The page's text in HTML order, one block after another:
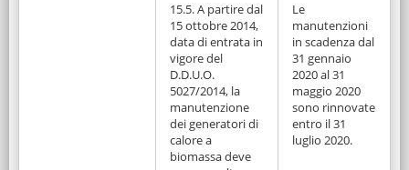
15.5. A partire dal
15 ottobre 2014,
data di entrata in
vigore del
D.D.U.O.
5027/2014, la
manutenzione
dei generatori di
calore a
biomassa deve
Le
manutenzioni
in scadenza dal
31 gennaio
2020 al 31
maggio 2020
sono rinnovate
entro il 31
luglio 2020.